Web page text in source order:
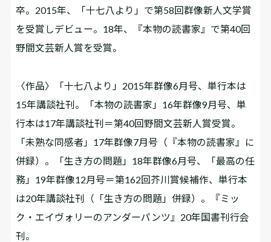
卒。2015年、「十七八より」で第58回群像新人文学賞
を受賞しデビュー。18年、『本物の読書家』で第40回
野間文芸新人賞を受賞。
〈作品〉「十七八より」2015年群像6月号、単行本は
15年講談社刊。「本物の読書家」16年群像9月号、単
行本は17年講談社刊＝第40回野間文芸新人賞受賞。
「未熟な同感者」17年群像7月号（『本物の読書家』に
併録）。「生き方の問題」18年群像6月号、「最高の任
務」19年群像12月号＝第162回芥川賞候補作、単行本
は20年講談社刊（「生き方の問題」併録）。『ミッ
ク・エイヴォリーのアンダーパンツ』20年国書刊行会
刊。